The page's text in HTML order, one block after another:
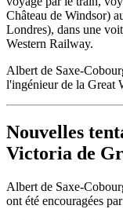
Château de Windsor)
Londres), dans une
Western Railway.
Albert de Saxe-
l'ingénieur de la Great
Nouvelles
Victoria de
Albert de Saxe-
ont été encouragées